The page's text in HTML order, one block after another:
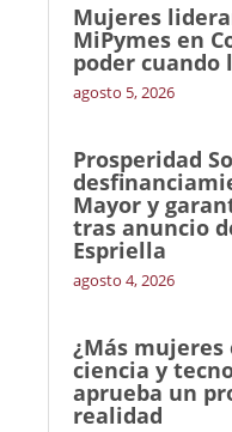
Mujeres
MiPymes en
poder cuando
agosto 5, 2026
Prosperidad
Mayor y
tras anuncio
Espriella
agosto 4, 2026
¿Más mujeres
ciencia y
aprueba un
realidad